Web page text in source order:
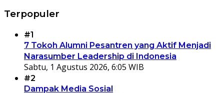
Terpopuler
#1
7 Tokoh Alumni Pesantren yang Aktif Menjadi
Narasumber Leadership di Indonesia
Sabtu, 1 Agustus 2026, 6:05 WIB
#2
Dampak Media Sosial